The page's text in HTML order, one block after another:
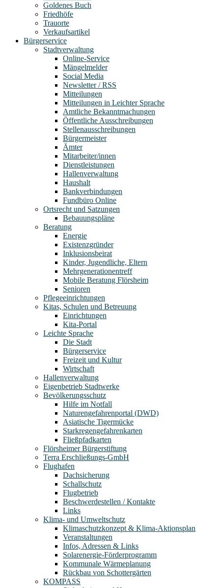
Goldenes Buch
Friedhöfe
Trauorte
Verkaufsartikel
Bürgerservice
Stadtverwaltung
Online-Service
Mängelmelder
Social Media
Newsletter / RSS
Mitteilungen
Mitteilungen in Leichter Sprache
Amtliche Bekanntmachungen
Öffentliche Ausschreibungen
Stellenausschreibungen
Bürgermeister
Ämter
Mitarbeiter/innen
Dienstleistungen
Hallenverwaltung
Haushalt
Bankverbindungen
Fundbüro Online
Ortsrecht und Satzungen
Bebauungspläne
Beratung
Energie
Existenzgründer
Inklusionsbeirat
Kinder, Jugendliche, Eltern
Mehrgenerationentreff
Mobile Beratung Flörsheim
Senioren
Pflegeeinrichtungen
Kitas, Schulen und Betreuung
Einrichtungen
Kita-Portal
Leichte Sprache
Die Stadt
Bürgerservice
Freizeit und Kultur
Wirtschaft
Hallenverwaltung
Eigenbetrieb Stadtwerke
Bevölkerungsschutz
Hilfe im Notfall
Naturengefahrenportal (DWD)
Asiatische Tigermücke
Starkregengefahrenkarten
Fließpfadkarten
Flörsheimer Bürgerstiftung
Terra Erschließungs-GmbH
Flughafen
Dachsicherung
Schallschutz
Flugbetrieb
Beschwerdestellen / Kontakte
Links
Klima- und Umweltschutz
Klimaschutzkonzept & Klima-Aktionsplan
Veranstaltungen
Infos, Adressen & Links
Solarenergie-Förderprogramm
Kommunale Wärmeplanung
Rückbau von Schottergärten
KOMPASS